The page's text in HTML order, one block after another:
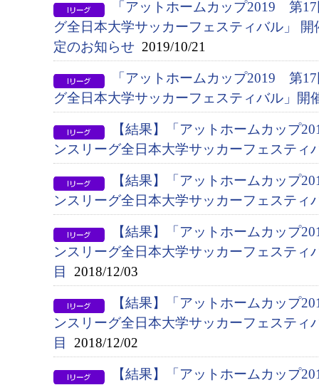
「アットホームカップ2019 第
グ全日本大学サッカーフェスティバル」
定のお知らせ 2019/10/21
「アットホームカップ2019 第
グ全日本大学サッカーフェスティバル」開
【結果】「アットホームカップ
ンスリーグ全日本大学サッカーフェスティ
【結果】「アットホームカップ
ンスリーグ全日本大学サッカーフェスティ
【結果】「アットホームカップ
ンスリーグ全日本大学サッカーフェスティ
目
2018/12/03
【結果】「アットホームカップ
ンスリーグ全日本大学サッカーフェスティ
目
2018/12/02
【結果】「アットホームカップ